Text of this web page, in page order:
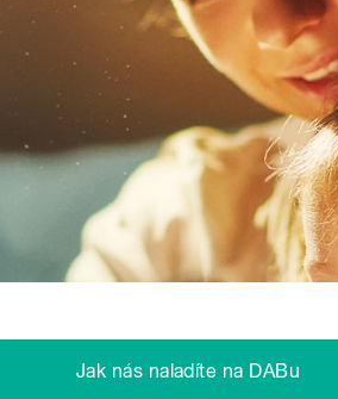
Jak nás naladíte na DABu